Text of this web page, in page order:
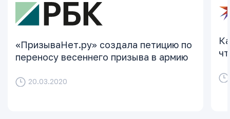
«ПризываНет.ру» создала петицию по
переносу весеннего призыва в армию
20.03.2020